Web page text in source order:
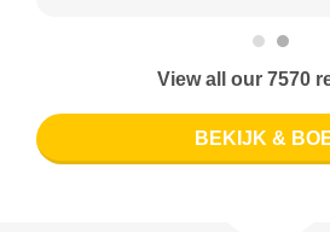
View all our 7570
BEKIJK &